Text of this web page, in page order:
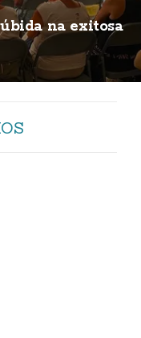
na exitosa